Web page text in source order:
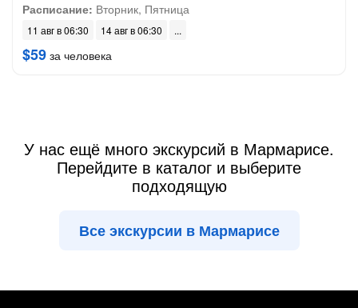
Расписание: Вторник, Пятница
11 авг в 06:30 14 авг в 06:30
$59 за человека
У нас ещё много экскурсий в Мармарисе.
Перейдите в каталог и выберите
подходящую
Все экскурсии в Мармарисе